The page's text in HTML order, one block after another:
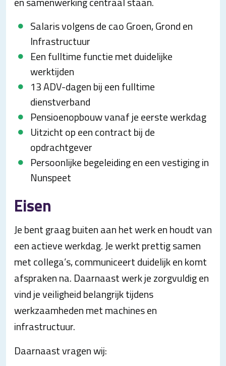
Salaris volgens de cao Groen, Grond en
Infrastructuur
Een fulltime functie met duidelijke
werktijden
13 ADV-dagen bij een fulltime
dienstverband
Pensioenopbouw vanaf je eerste werkdag
Uitzicht op een contract bij de
opdrachtgever
Persoonlijke begeleiding en een vestiging in
Nunspeet
Eisen
Je bent graag buiten aan het werk en houdt van
een actieve werkdag. Je werkt prettig samen
met collega’s, communiceert duidelijk en komt
afspraken na. Daarnaast werk je zorgvuldig en
vind je veiligheid belangrijk tijdens
werkzaamheden met machines en
infrastructuur.
Daarnaast vragen wij: